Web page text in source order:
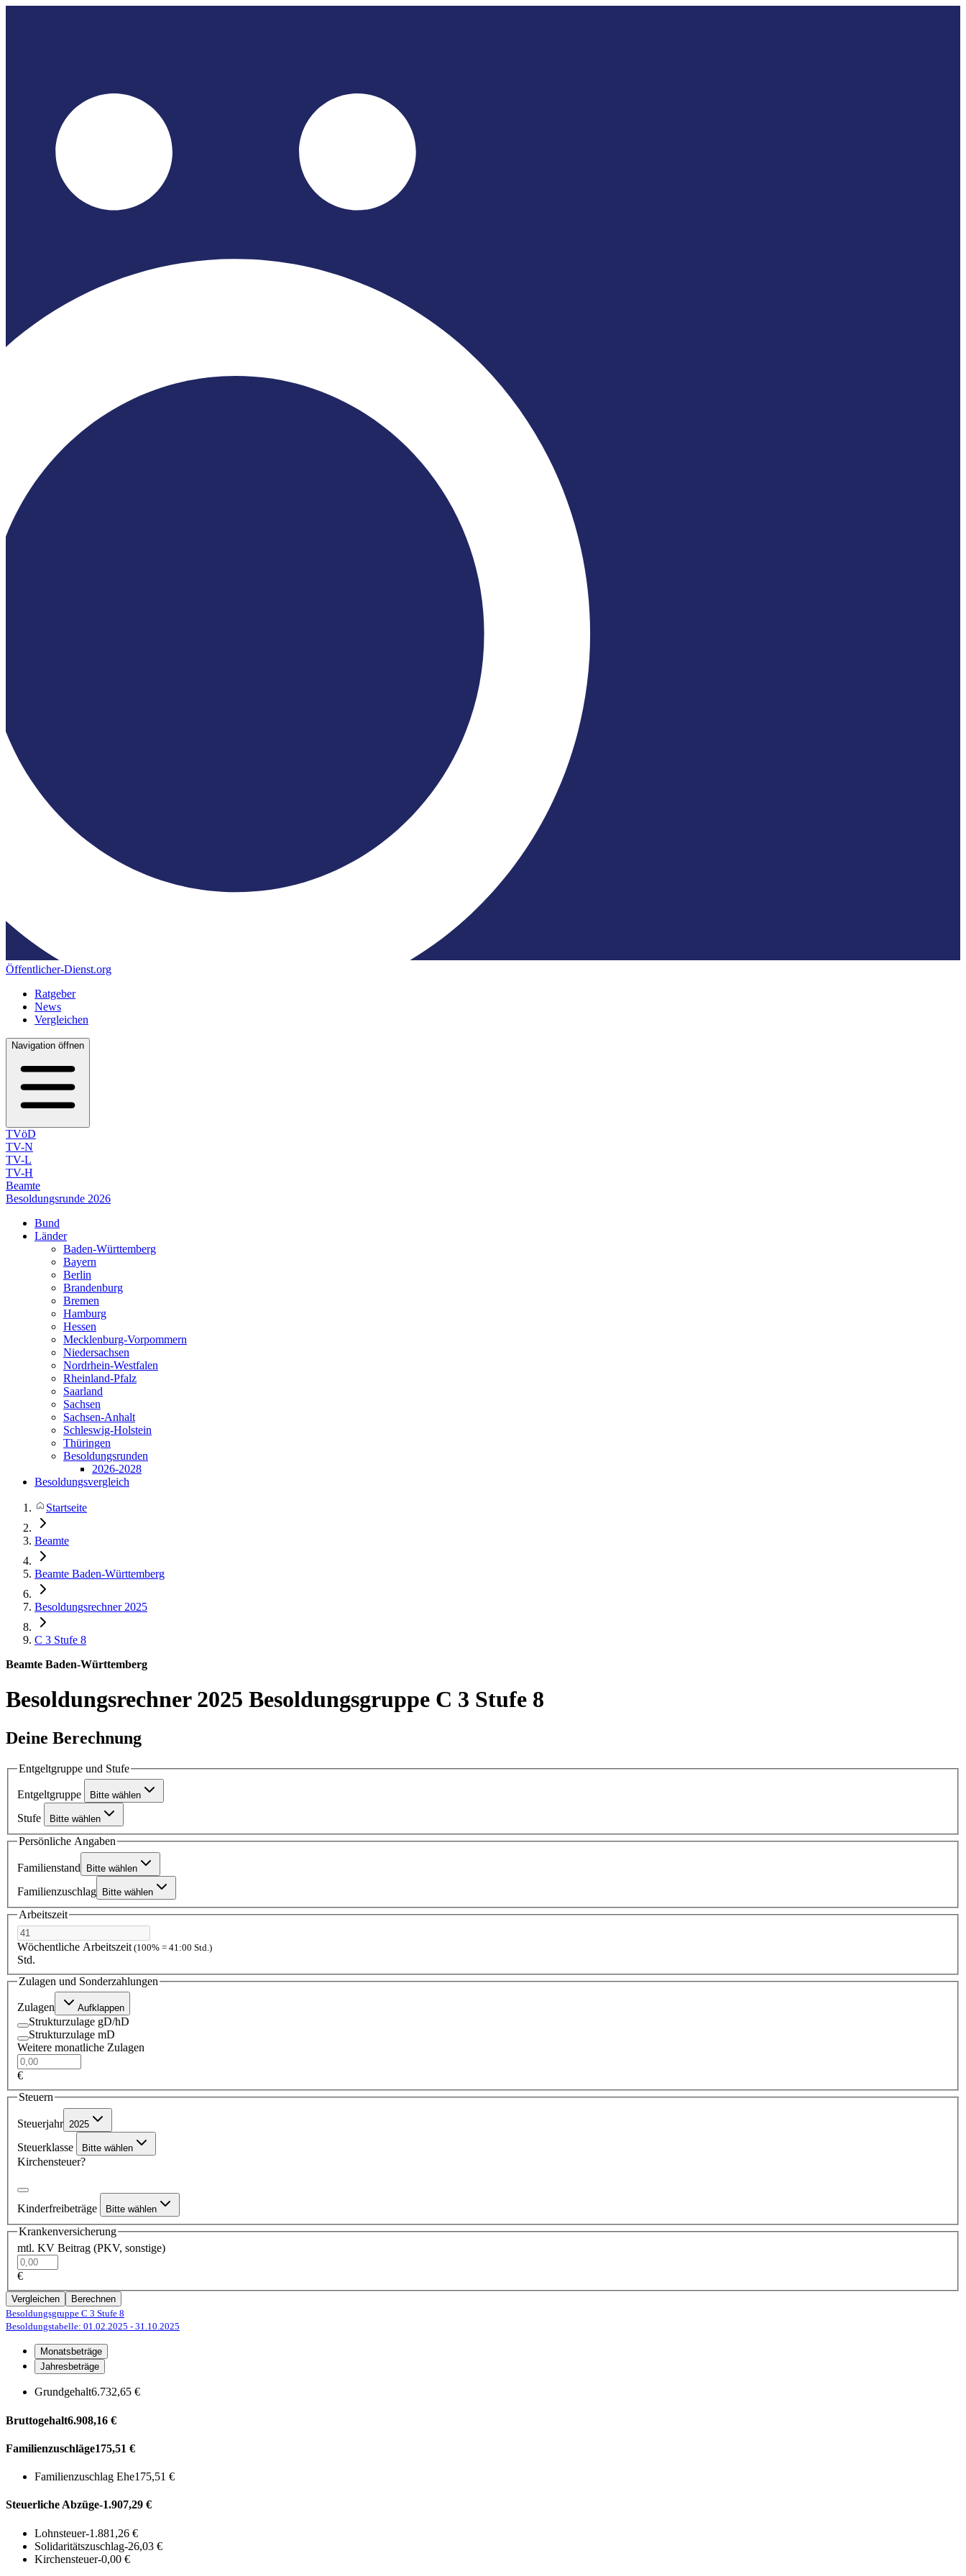
Öffentlicher-Dienst.org
Ratgeber
News
Vergleichen
Navigation öffnen
TVöD
TV-N
TV-L
TV-H
Beamte
Besoldungsrunde 2026
Bund
Länder
Baden-Württemberg
Bayern
Berlin
Brandenburg
Bremen
Hamburg
Hessen
Mecklenburg-Vorpommern
Niedersachsen
Nordrhein-Westfalen
Rheinland-Pfalz
Saarland
Sachsen
Sachsen-Anhalt
Schleswig-Holstein
Thüringen
Besoldungsrunden
2026-2028
Besoldungsvergleich
Startseite
Beamte
Beamte Baden-Württemberg
Besoldungsrechner 2025
C 3 Stufe 8
Beamte Baden-Württemberg
Besoldungsrechner 2025 Besoldungsgruppe C 3 Stufe 8
Deine Berechnung
Entgeltgruppe und Stufe
Entgeltgruppe Bitte wählen
Stufe Bitte wählen
Persönliche Angaben
Familienstand Bitte wählen
Familienzuschlag Bitte wählen
Arbeitszeit
Wöchentliche Arbeitszeit (100% = 41:00 Std.)
Std.
Zulagen und Sonderzahlungen
Zulagen Aufklappen
Strukturzulage gD/hD
Strukturzulage mD
Weitere monatliche Zulagen
€
Steuern
Steuerjahr 2025
Steuerklasse Bitte wählen
Kirchensteuer?
Kinderfreibeträge Bitte wählen
Krankenversicherung
mtl. KV Beitrag (PKV, sonstige)
€
Vergleichen
Berechnen
Besoldungsgruppe C 3 Stufe 8
Besoldungstabelle: 01.02.2025 - 31.10.2025
Monatsbeträge
Jahresbeträge
Grundgehalt6.732,65 €
Bruttogehalt6.908,16 €
Familienzuschläge175,51 €
Familienzuschlag Ehe175,51 €
Steuerliche Abzüge-1.907,29 €
Lohnsteuer-1.881,26 €
Solidaritätszuschlag-26,03 €
Kirchensteuer-0,00 €